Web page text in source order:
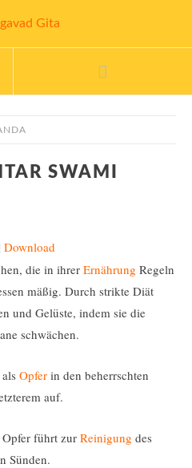
SWAMI
Download
die in ihrer Ernährung Regeln
mäßig. Durch strikte Diät
und Gelüste, indem sie die
schwächen.
Opfer in den beherrschten
auf.
führt zur Reinigung des
Sünden.